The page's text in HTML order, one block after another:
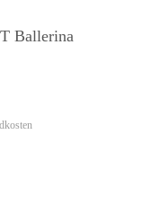
Ballerina